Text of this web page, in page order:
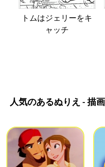
トムはジェリーをキ
ャッチ
人気のあるぬりえ - 描画